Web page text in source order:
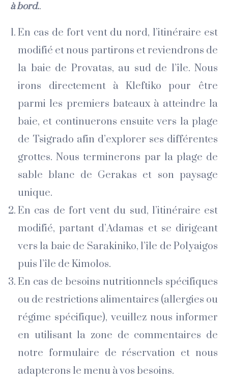
à bord..
En cas de fort vent du nord, l’itinéraire est
modifié et nous partirons et reviendrons de
la baie de Provatas, au sud de l’île. Nous
irons directement à Kleftiko pour être
parmi les premiers bateaux à atteindre la
baie, et continuerons ensuite vers la plage
de Tsigrado afin d’explorer ses différentes
grottes. Nous terminerons par la plage de
sable blanc de Gerakas et son paysage
unique.
En cas de fort vent du sud, l’itinéraire est
modifié, partant d’Adamas et se dirigeant
vers la baie de Sarakiniko, l’île de Polyaigos
puis l’île de Kimolos.
En cas de besoins nutritionnels spécifiques
ou de restrictions alimentaires (allergies ou
régime spécifique), veuillez nous informer
en utilisant la zone de commentaires de
notre formulaire de réservation et nous
adapterons le menu à vos besoins.